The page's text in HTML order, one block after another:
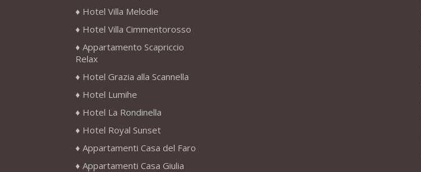
Hotel Villa Melodie
Hotel Villa Cimmentorosso
Appartamento Scapriccio
Relax
Hotel Grazia alla Scannella
Hotel Lumihe
Hotel La Rondinella
Hotel Royal Sunset
Appartamenti Casa del Faro
Appartamenti Casa Giulia